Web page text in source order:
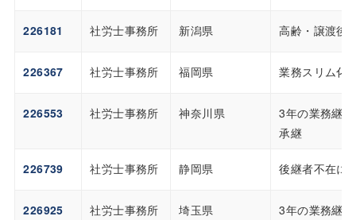
226181 社労士事務所 新潟県 高齢・譲渡後
226367 社労士事務所 福岡県 業務スリム化
226553 社労士事務所 神奈川県
3年の業務継
承継
226739 社労士事務所 静岡県 後継者不在に
226925 社労士事務所 埼玉県 3年の業務継